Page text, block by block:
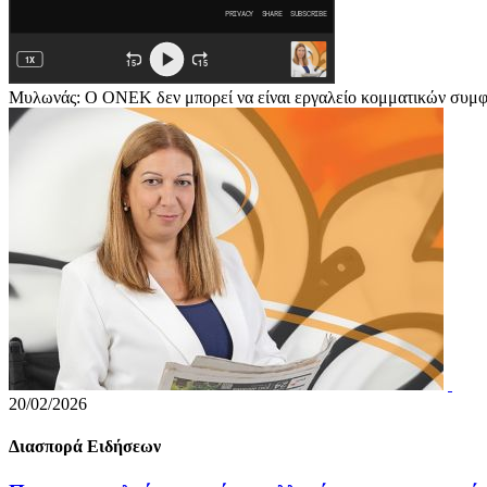
Μυλωνάς: Ο ΟΝΕΚ δεν μπορεί να είναι εργαλείο κομματικών
20/02/2026
Διασπορά Ειδήσεων